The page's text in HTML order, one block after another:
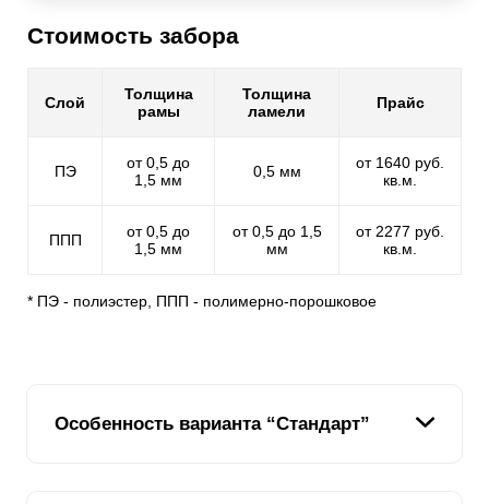
Стоимость забора
Слой
Толщина
рамы
Толщина
ламели
Прайс
ПЭ
от 0,5 до
1,5 мм
0,5 мм
от 1640 руб.
кв.м.
ППП
от 0,5 до
1,5 мм
от 0,5 до 1,5
мм
от 2277 руб.
кв.м.
* ПЭ - полиэстер, ППП - полимерно-порошковое
Особенность варианта “Стандарт”